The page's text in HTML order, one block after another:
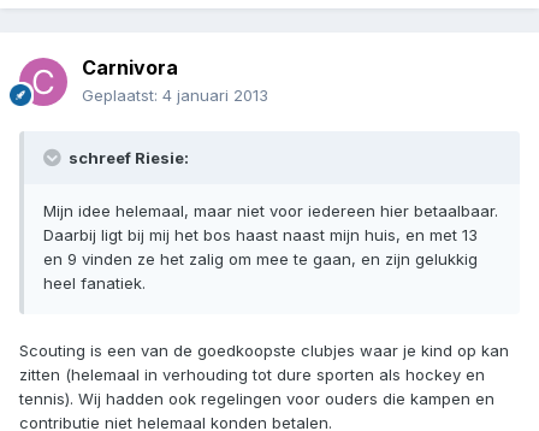
Carnivora
Geplaatst: 4 januari 2013
schreef Riesie:
Mijn idee helemaal, maar niet voor iedereen hier betaalbaar.
Daarbij ligt bij mij het bos haast naast mijn huis, en met 13
en 9 vinden ze het zalig om mee te gaan, en zijn gelukkig
heel fanatiek.
Scouting is een van de goedkoopste clubjes waar je kind op kan
zitten (helemaal in verhouding tot dure sporten als hockey en
tennis). Wij hadden ook regelingen voor ouders die kampen en
contributie niet helemaal konden betalen.